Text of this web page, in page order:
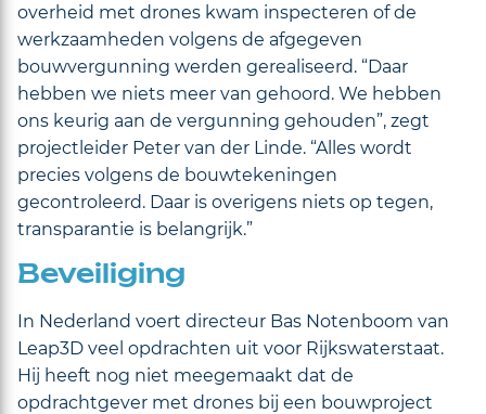
overheid met drones kwam inspecteren of de
werkzaamheden volgens de afgegeven
bouwvergunning werden gerealiseerd. “Daar
hebben we niets meer van gehoord. We hebben
ons keurig aan de vergunning gehouden”, zegt
projectleider Peter van der Linde. “Alles wordt
precies volgens de bouwtekeningen
gecontroleerd. Daar is overigens niets op tegen,
transparantie is belangrijk.”
Beveiliging
In Nederland voert directeur Bas Notenboom van
Leap3D veel opdrachten uit voor Rijkswaterstaat.
Hij heeft nog niet meegemaakt dat de
opdrachtgever met drones bij een bouwproject